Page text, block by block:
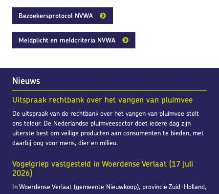
Nieuws
Uitspraak rechtbank over het vangen van pluimvee
De uitspraak van de rechtbank over het vangen van pluimvee stelt
ons teleur. De Nederlandse pluimveesector doet iedere dag zijn
uiterste best om veilige producten aan consumenten te bieden, met
daarbij oog voor mens, dier en milieu.
Vogelgriep vastgesteld in Woerdense Verlaat (17 juli
2026)
In Woerdense Verlaat (gemeente Nieuwkoop), provincie Zuid-Holland,
Bezoekersprotocol NVWA
Meldplicht en meldcriteria NVWA